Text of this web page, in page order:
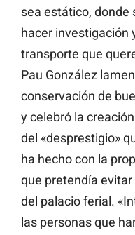
sea estático, donde
hacer investigación
transporte que
Pau González
conservación de
y celebró la
del «desprestigio»
ha hecho con la
que pretendía
del palacio ferial.
las personas que